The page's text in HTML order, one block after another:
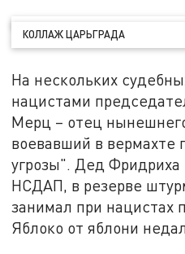
КОЛЛАЖ ЦАРЬГРАДА
На нескольких
нацистами
Мерц – отец
воевавший в вермахте
угрозы". Дед Фридриха
НСДАП, в резерве
занимал при нацистах
Яблоко от яблони